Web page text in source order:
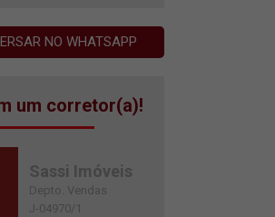
NO WHATSAPP
um corretor(a)!
Sassi Imóveis
Depto. Vendas
J-04970/1